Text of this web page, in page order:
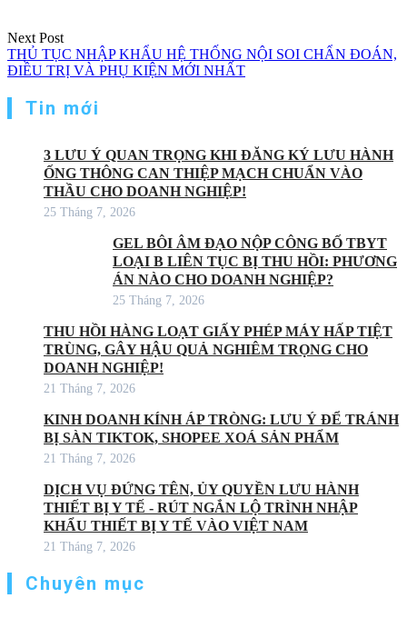
Next Post
THỦ TỤC NHẬP KHẨU HỆ THỐNG NỘI SOI CHẨN ĐOÁN,
ĐIỀU TRỊ VÀ PHỤ KIỆN MỚI NHẤT
Tin mới
3 LƯU Ý QUAN TRỌNG KHI ĐĂNG KÝ LƯU HÀNH
ỐNG THÔNG CAN THIỆP MẠCH CHUẨN VÀO
THẦU CHO DOANH NGHIỆP!
25 Tháng 7, 2026
GEL BÔI ÂM ĐẠO NỘP CÔNG BỐ TBYT
LOẠI B LIÊN TỤC BỊ THU HỒI: PHƯƠNG
ÁN NÀO CHO DOANH NGHIỆP?
25 Tháng 7, 2026
THU HỒI HÀNG LOẠT GIẤY PHÉP MÁY HẤP TIỆT
TRÙNG, GÂY HẬU QUẢ NGHIÊM TRỌNG CHO
DOANH NGHIỆP!
21 Tháng 7, 2026
KINH DOANH KÍNH ÁP TRÒNG: LƯU Ý ĐỂ TRÁNH
BỊ SÀN TIKTOK, SHOPEE XOÁ SẢN PHẨM
21 Tháng 7, 2026
DỊCH VỤ ĐỨNG TÊN, ỦY QUYỀN LƯU HÀNH
THIẾT BỊ Y TẾ - RÚT NGẮN LỘ TRÌNH NHẬP
KHẨU THIẾT BỊ Y TẾ VÀO VIỆT NAM
21 Tháng 7, 2026
Chuyên mục